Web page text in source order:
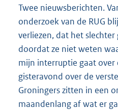
Twee nieuwsberichten.
onderzoek van de RUG
verliezen, dat het
doordat ze niet weten
mijn interruptie gaat over
gisteravond over de
Groningers zitten in een
maandenlang af wat er